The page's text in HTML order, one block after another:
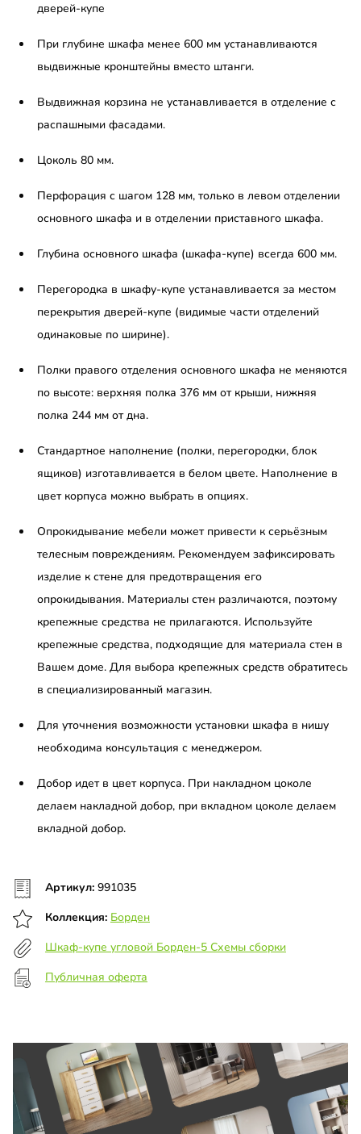
дверей-купе
При глубине шкафа менее 600 мм устанавливаются
выдвижные кронштейны вместо штанги.
Выдвижная корзина не устанавливается в отделение с
распашными фасадами.
Цоколь 80 мм.
Перфорация с шагом 128 мм, только в левом отделении
основного шкафа и в отделении приставного шкафа.
Глубина основного шкафа (шкафа-купе) всегда 600 мм.
Перегородка в шкафу-купе устанавливается за местом
перекрытия дверей-купе (видимые части отделений
одинаковые по ширине).
Полки правого отделения основного шкафа не меняются
по высоте: верхняя полка 376 мм от крыши, нижняя
полка 244 мм от дна.
Стандартное наполнение (полки, перегородки, блок
ящиков) изготавливается в белом цвете. Наполнение в
цвет корпуса можно выбрать в опциях.
Опрокидывание мебели может привести к серьёзным
телесным повреждениям. Рекомендуем зафиксировать
изделие к стене для предотвращения его
опрокидывания. Материалы стен различаются, поэтому
крепежные средства не прилагаются. Используйте
крепежные средства, подходящие для материала стен в
Вашем доме. Для выбора крепежных средств обратитесь
в специализированный магазин.
Для уточнения возможности установки шкафа в нишу
необходима консультация с менеджером.
Добор идет в цвет корпуса. При накладном цоколе
делаем накладной добор, при вкладном цоколе делаем
вкладной добор.
Артикул: 991035
Коллекция: Борден
Шкаф-купе угловой Борден-5 Схемы сборки
Публичная оферта